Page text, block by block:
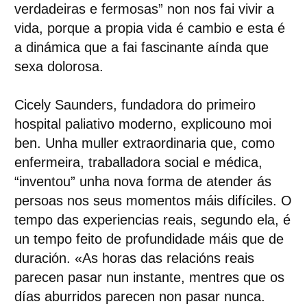
verdadeiras e fermosas” non nos fai vivir a
vida, porque a propia vida é cambio e esta é
a dinámica que a fai fascinante aínda que
sexa dolorosa.
Cicely Saunders, fundadora do primeiro
hospital paliativo moderno, explicouno moi
ben. Unha muller extraordinaria que, como
enfermeira, traballadora social e médica,
“inventou” unha nova forma de atender ás
persoas nos seus momentos máis difíciles. O
tempo das experiencias reais, segundo ela, é
un tempo feito de profundidade máis que de
duración. «As horas das relacións reais
parecen pasar nun instante, mentres que os
días aburridos parecen non pasar nunca.